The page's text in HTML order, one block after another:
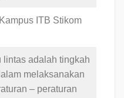
ITB Stikom
lintas adalah tingkah
melaksanakan
– peraturan